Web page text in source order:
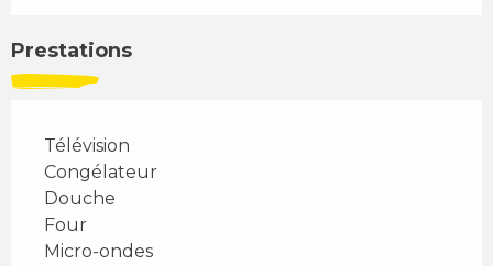
Prestations
Télévision
Congélateur
Douche
Four
Micro-ondes